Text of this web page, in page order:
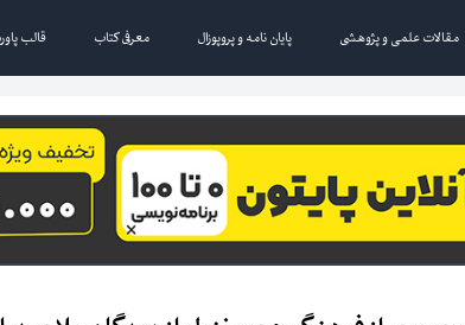
مقالات علمی و پژوهشی پایان نامه و پروپوزال معرفی کتاب قالب